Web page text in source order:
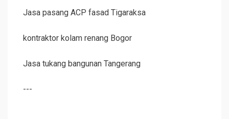
Jasa pasang ACP fasad Tigaraksa
kontraktor kolam renang Bogor
Jasa tukang bangunan Tangerang
---